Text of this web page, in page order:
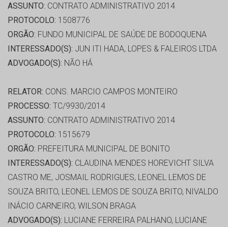
ASSUNTO: CONTRATO ADMINISTRATIVO 2014
PROTOCOLO: 1508776
ORGÃO: FUNDO MUNICIPAL DE SAÚDE DE BODOQUENA
INTERESSADO(S): JUN ITI HADA, LOPES & FALEIROS LTDA
ADVOGADO(S): NÃO HÁ
RELATOR: CONS. MARCIO CAMPOS MONTEIRO
PROCESSO: TC/9930/2014
ASSUNTO: CONTRATO ADMINISTRATIVO 2014
PROTOCOLO: 1515679
ORGÃO: PREFEITURA MUNICIPAL DE BONITO
INTERESSADO(S): CLAUDINA MENDES HOREVICHT SILVA
CASTRO ME, JOSMAIL RODRIGUES, LEONEL LEMOS DE
SOUZA BRITO, LEONEL LEMOS DE SOUZA BRITO, NIVALDO
INÁCIO CARNEIRO, WILSON BRAGA
ADVOGADO(S): LUCIANE FERREIRA PALHANO, LUCIANE